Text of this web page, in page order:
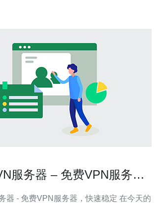
服务器 – 免费VPN服务
- 免费VPN服务器，快速稳定 在今天的